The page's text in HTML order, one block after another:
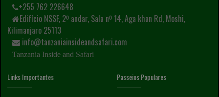
+255 762 226648
Edifício NSSF, 2º andar, Sala nº 14, Aga khan Rd, Moshi,
Kilimanjaro 25113
info@tanzaniainsideandsafari.com
Tanzania Inside and Safari
Links Importantes Passeios Populares